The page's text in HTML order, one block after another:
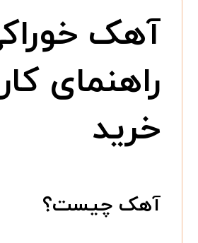
آهک
راهنمای
خرید
آهک چیست؟